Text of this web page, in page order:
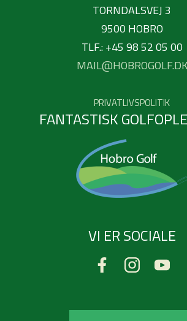
TORNDALSVEJ 3
9500 HOBRO
TLF.: +45 98 52 05 00
MAIL@HOBROGOLF.DK
PRIVATLIVSPOLITIK
FANTASTISK
VI ER SOCIALE